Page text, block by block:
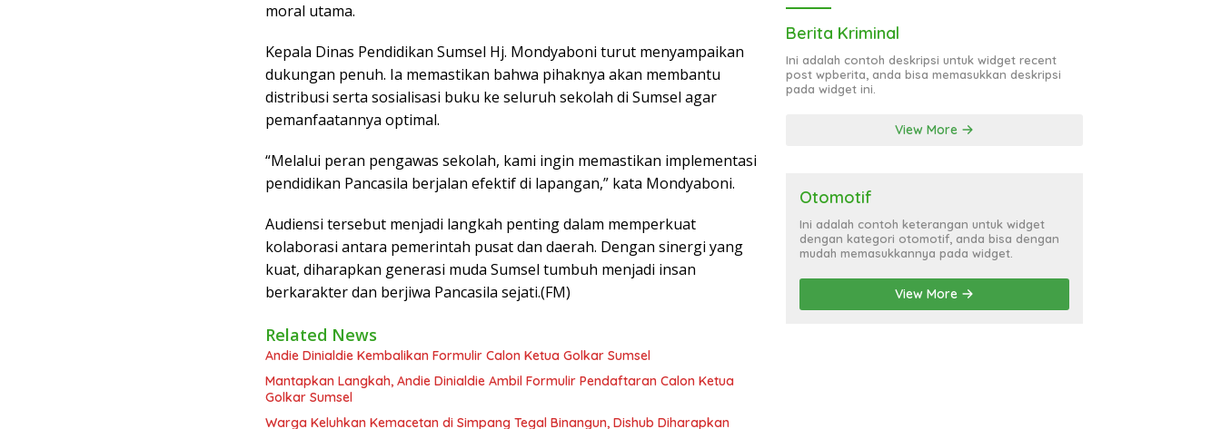
moral utama.
Kepala Dinas Pendidikan Sumsel Hj. Mondyaboni turut menyampaikan
dukungan penuh. Ia memastikan bahwa pihaknya akan membantu
distribusi serta sosialisasi buku ke seluruh sekolah di Sumsel agar
pemanfaatannya optimal.
“Melalui peran pengawas sekolah, kami ingin memastikan implementasi
pendidikan Pancasila berjalan efektif di lapangan,” kata Mondyaboni.
Audiensi tersebut menjadi langkah penting dalam memperkuat
kolaborasi antara pemerintah pusat dan daerah. Dengan sinergi yang
kuat, diharapkan generasi muda Sumsel tumbuh menjadi insan
berkarakter dan berjiwa Pancasila sejati.(FM)
Related News
Andie Dinialdie Kembalikan Formulir Calon Ketua Golkar Sumsel
Mantapkan Langkah, Andie Dinialdie Ambil Formulir Pendaftaran Calon Ketua
Golkar Sumsel
Warga Keluhkan Kemacetan di Simpang Tegal Binangun, Dishub Diharapkan
Berita Kriminal
Ini adalah contoh deskripsi untuk widget recent
post wpberita, anda bisa memasukkan deskripsi
pada widget ini.
View More
Otomotif
Ini adalah contoh keterangan untuk widget
dengan kategori otomotif, anda bisa dengan
mudah memasukkannya pada widget.
View More